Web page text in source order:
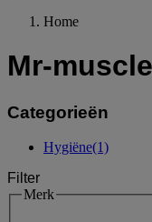
Home
Mr-muscle
Categorieën
Hygiëne(1)
Filter
Merk